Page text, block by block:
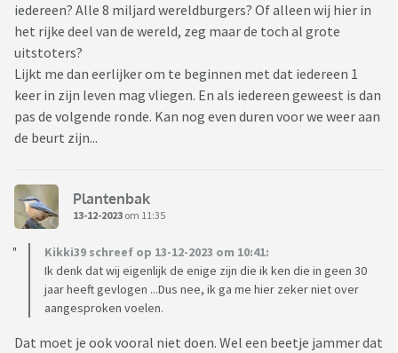
iedereen? Alle 8 miljard wereldburgers? Of alleen wij hier in
het rijke deel van de wereld, zeg maar de toch al grote
uitstoters?
Lijkt me dan eerlijker om te beginnen met dat iedereen 1
keer in zijn leven mag vliegen. En als iedereen geweest is dan
pas de volgende ronde. Kan nog even duren voor we weer aan
de beurt zijn...
Plantenbak
13-12-2023 om 11:35
Kikki39 schreef op 13-12-2023 om 10:41:
Ik denk dat wij eigenlijk de enige zijn die ik ken die in geen 30
jaar heeft gevlogen ...Dus nee, ik ga me hier zeker niet over
aangesproken voelen.
Dat moet je ook vooral niet doen. Wel een beetje jammer dat